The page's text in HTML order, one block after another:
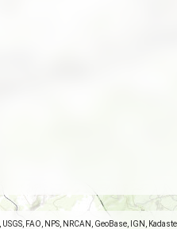
FAO, NPS, NRCAN, GeoBase, IGN,